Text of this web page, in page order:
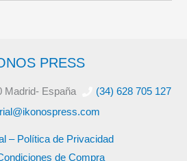
PRESS
Madrid- España
(34) 628 705 127
– Política de Privacidad
de Compra